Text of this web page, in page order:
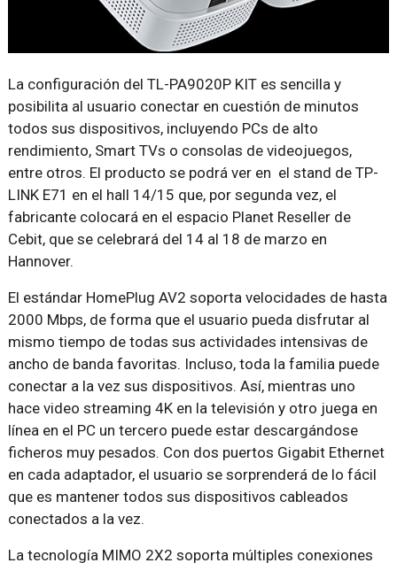
La configuración del TL-PA9020P KIT es sencilla y
posibilita al usuario conectar en cuestión de minutos
todos sus dispositivos, incluyendo PCs de alto
rendimiento, Smart TVs o consolas de videojuegos,
entre otros. El producto se podrá ver en el stand de TP-
LINK E71 en el hall 14/15 que, por segunda vez, el
fabricante colocará en el espacio Planet Reseller de
Cebit, que se celebrará del 14 al 18 de marzo en
Hannover.
El estándar HomePlug AV2 soporta velocidades de hasta
2000 Mbps, de forma que el usuario pueda disfrutar al
mismo tiempo de todas sus actividades intensivas de
ancho de banda favoritas. Incluso, toda la familia puede
conectar a la vez sus dispositivos. Así, mientras uno
hace video streaming 4K en la televisión y otro juega en
línea en el PC un tercero puede estar descargándose
ficheros muy pesados. Con dos puertos Gigabit Ethernet
en cada adaptador, el usuario se sorprenderá de lo fácil
que es mantener todos sus dispositivos cableados
conectados a la vez.
La tecnología MIMO 2X2 soporta múltiples conexiones